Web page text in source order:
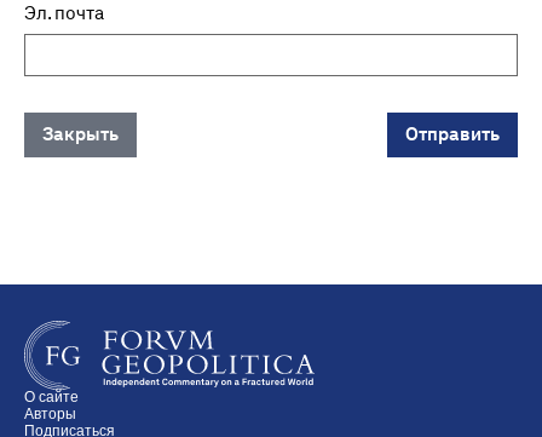
Эл. почта
Закрыть Отправить
О сайте
Авторы
Подписаться